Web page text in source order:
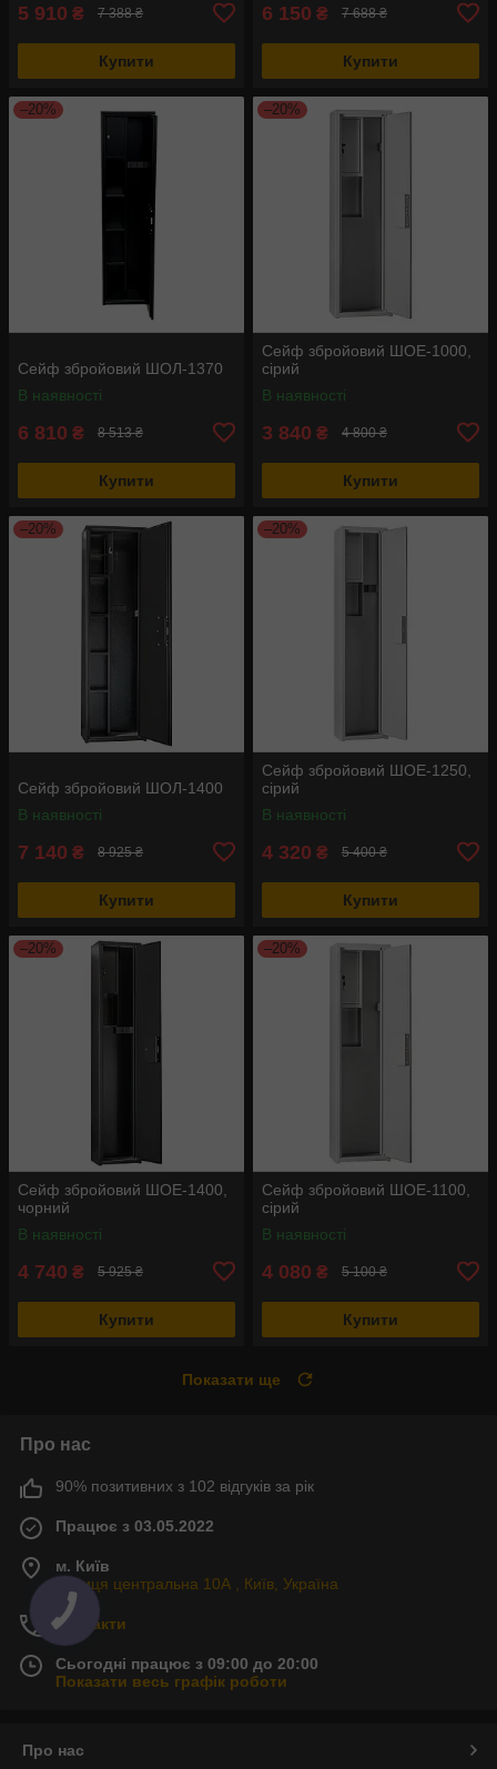
5 910 ₴ 7 388 ₴
Купити
6 150 ₴ 7 688 ₴
Купити
–20%
Сейф збройовий ШОЛ-1370
В наявності
6 810 ₴ 8 513 ₴
Купити
–20%
Сейф збройовий ШОЕ-1000,
сірий
В наявності
3 840 ₴ 4 800 ₴
Купити
–20%
Сейф збройовий ШОЛ-1400
В наявності
7 140 ₴ 8 925 ₴
Купити
–20%
Сейф збройовий ШОЕ-1250,
сірий
В наявності
4 320 ₴ 5 400 ₴
Купити
–20%
Сейф збройовий ШОЕ-1400,
чорний
В наявності
4 740 ₴ 5 925 ₴
Купити
–20%
Сейф збройовий ШОЕ-1100,
сірий
В наявності
4 080 ₴ 5 100 ₴
Купити
Показати ще
Про нас
90% позитивних з 102 відгуків за рік
Працює з 03.05.2022
м. Київ
Вулиця центральна 10А , Київ, Україна
Контакти
Сьогодні працює з 09:00 до 20:00
Показати весь графік роботи
Про нас